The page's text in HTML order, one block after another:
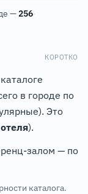
—256·
КОРОТКО
в городе по
Это
).
залом — по
каталога.